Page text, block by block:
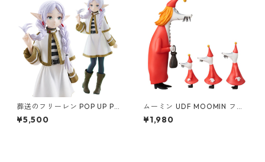
葬送のフリーレン POP UP PA
RADE フリーレン 三つ編みVe
¥5,500
ムーミン UDF MOOMIN フィ
リフヨンカ&子供3人セット フ
ィギュア
¥1,980